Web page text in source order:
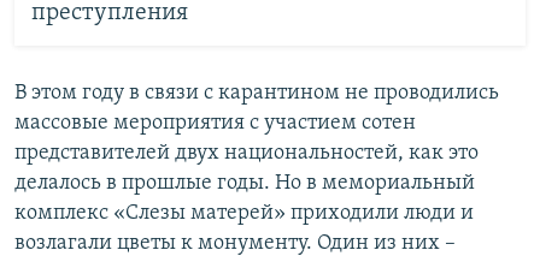
преступления
В этом году в связи с карантином не проводились
массовые мероприятия с участием сотен
представителей двух национальностей, как это
делалось в прошлые годы. Но в мемориальный
комплекс «Слезы матерей» приходили люди и
возлагали цветы к монументу. Один из них –